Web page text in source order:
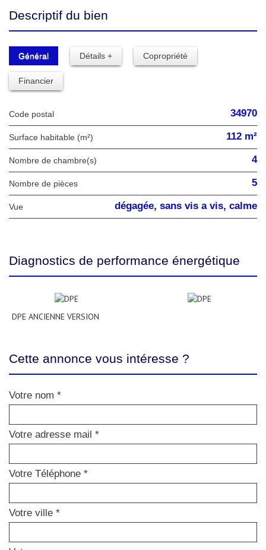
Descriptif du bien
Général Détails + Copropriété
Financier
Code postal 34970
Surface habitable (m²) 112 m²
Nombre de chambre(s) 4
Nombre de pièces 5
Vue dégagée, sans vis a vis, calme
Diagnostics de performance énergétique
DPE ANCIENNE VERSION
Cette annonce vous intéresse ?
Votre nom *
Votre adresse mail *
Votre Téléphone *
Votre ville *